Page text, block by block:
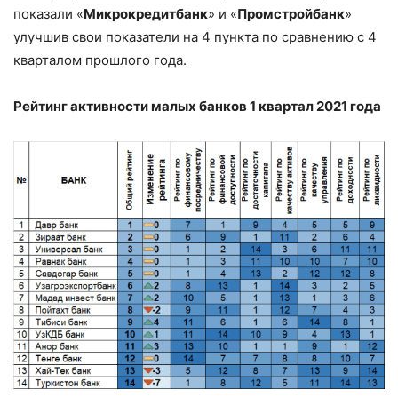
показали «Микрокредитбанк» и «Промстройбанк»
улучшив свои показатели на 4 пункта по сравнению с 4
кварталом прошлого года.
Рейтинг активности малых банков 1 квартал 2021 года